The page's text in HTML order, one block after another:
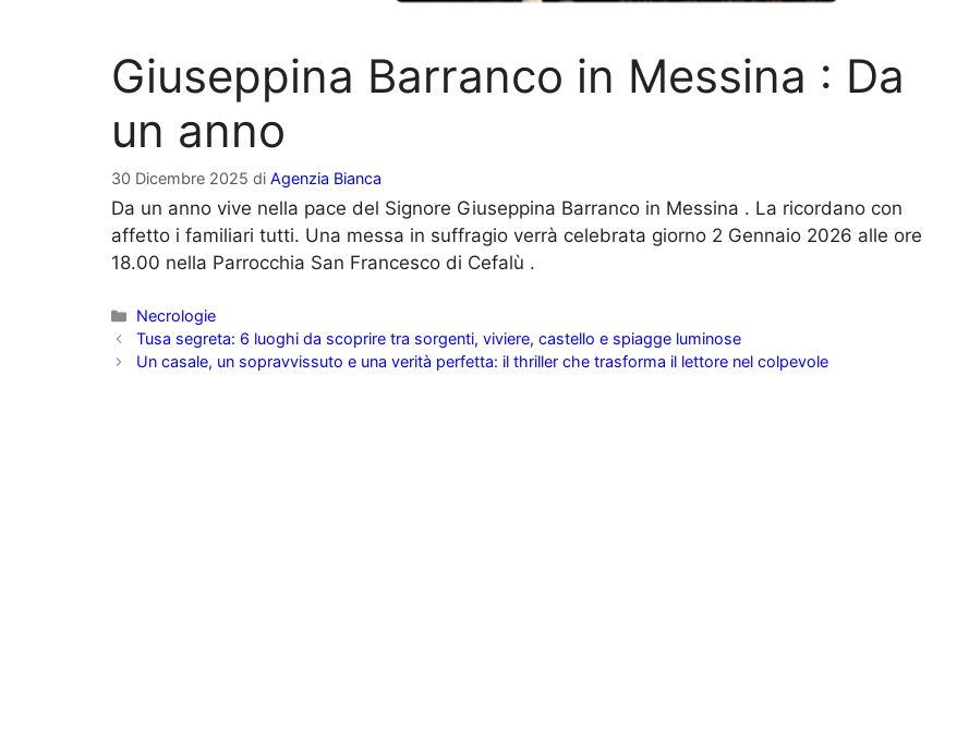
Giuseppina Barranco in Messina : Da
un anno
30 Dicembre 2025 di Agenzia Bianca
Da un anno vive nella pace del Signore Giuseppina Barranco in Messina . La ricordano con
affetto i familiari tutti. Una messa in suffragio verrà celebrata giorno 2 Gennaio 2026 alle ore
18.00 nella Parrocchia San Francesco di Cefalù .
Categorie
Necrologie
Tusa segreta: 6 luoghi da scoprire tra sorgenti, viviere, castello e spiagge luminose
Un casale, un sopravvissuto e una verità perfetta: il thriller che trasforma il lettore nel colpevole